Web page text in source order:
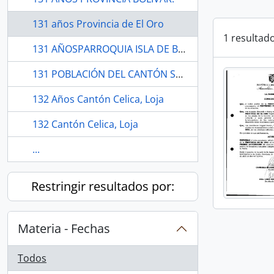
131 años Provincia de El Oro
131 AÑOSPARROQUIA ISLA DE BEJUCAL.
131 POBLACIÓN DEL CANTÓN SANTA ANA.
132 Años Cantón Celica, Loja
132 Cantón Celica, Loja
...
Restringir resultados por:
Materia - Fechas
Todos
1